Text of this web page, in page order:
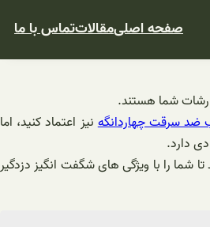
صفحه اصلیمقالاتتماس با ما
ضد سرقت چهاردانگهنیز اعتماد کنید، اما
شما را با ویژگی های شگفت انگیز دزدگیر